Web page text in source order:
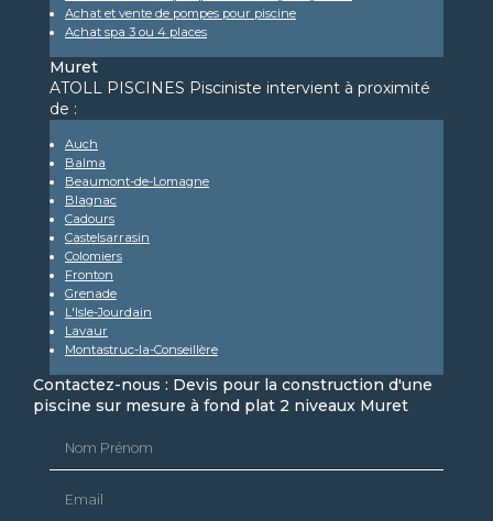
Achat et vente de pompes pour piscine
Achat spa 3 ou 4 places
Muret
ATOLL PISCINES Pisciniste intervient à proximité
de :
Auch
Balma
Beaumont-de-Lomagne
Blagnac
Cadours
Castelsarrasin
Colomiers
Fronton
Grenade
L'Isle-Jourdain
Lavaur
Montastruc-la-Conseillère
Contactez-nous : Devis pour la construction d'une
piscine sur mesure à fond plat 2 niveaux Muret